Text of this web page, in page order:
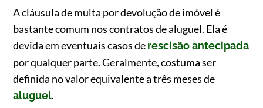
A cláusula de multa por devolução de imóvel é
bastante comum nos contratos de aluguel. Ela é
devida em eventuais casos derescisão antecipada
por qualquer parte. Geralmente, costuma ser
definida no valor equivalente a três meses de
aluguel.